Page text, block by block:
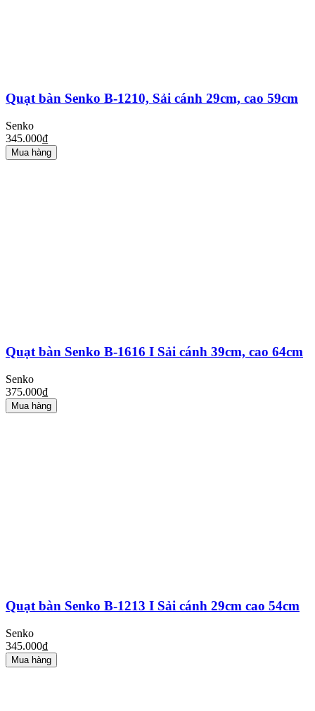
Quạt bàn Senko B-1210, Sải cánh 29cm, cao 59cm
Senko
345.000₫
Mua hàng
Quạt bàn Senko B-1616 I Sải cánh 39cm, cao 64cm
Senko
375.000₫
Mua hàng
Quạt bàn Senko B-1213 I Sải cánh 29cm cao 54cm
Senko
345.000₫
Mua hàng